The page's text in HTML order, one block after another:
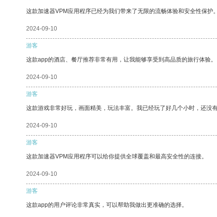
这款加速器VPM应用程序已经为我们带来了无限的流畅体验和安全性保护。
2024-09-10
游客
这款app的酒店、餐厅推荐非常有用，让我能够享受到高品质的旅行体验。
2024-09-10
游客
这款游戏非常好玩，画面精美，玩法丰富。我已经玩了好几个小时，还没有
2024-09-10
游客
这款加速器VPM应用程序可以给你提供全球覆盖和最高安全性的连接。
2024-09-10
游客
这款app的用户评论非常真实，可以帮助我做出更准确的选择。